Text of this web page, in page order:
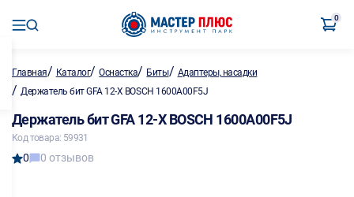
0
Главная/ Каталог/Оснастка/ Биты/ Адаптеры, насадки
/ Держатель бит GFA 12-X BOSCH 1600A00F5J
Держатель бит GFA 12-X BOSCH 1600A00F5J
Код товара: 59931
0 0 отзывов